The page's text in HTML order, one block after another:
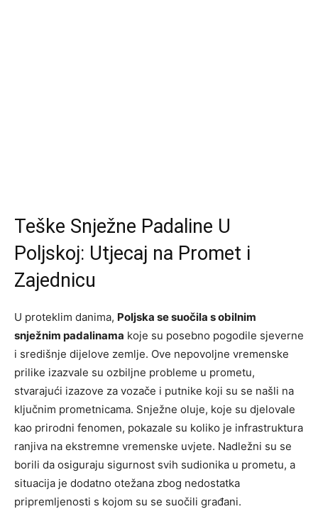
Teške Snježne Padaline U
Poljskoj: Utjecaj na Promet i
Zajednicu
U proteklim danima, Poljska se suočila s obilnim
snježnim padalinama koje su posebno pogodile sjeverne
i središnje dijelove zemlje. Ove nepovoljne vremenske
prilike izazvale su ozbiljne probleme u prometu,
stvarajući izazove za vozače i putnike koji su se našli na
ključnim prometnicama. Snježne oluje, koje su djelovale
kao prirodni fenomen, pokazale su koliko je infrastruktura
ranjiva na ekstremne vremenske uvjete. Nadležni su se
borili da osiguraju sigurnost svih sudionika u prometu, a
situacija je dodatno otežana zbog nedostatka
pripremljenosti s kojom su se suočili građani.